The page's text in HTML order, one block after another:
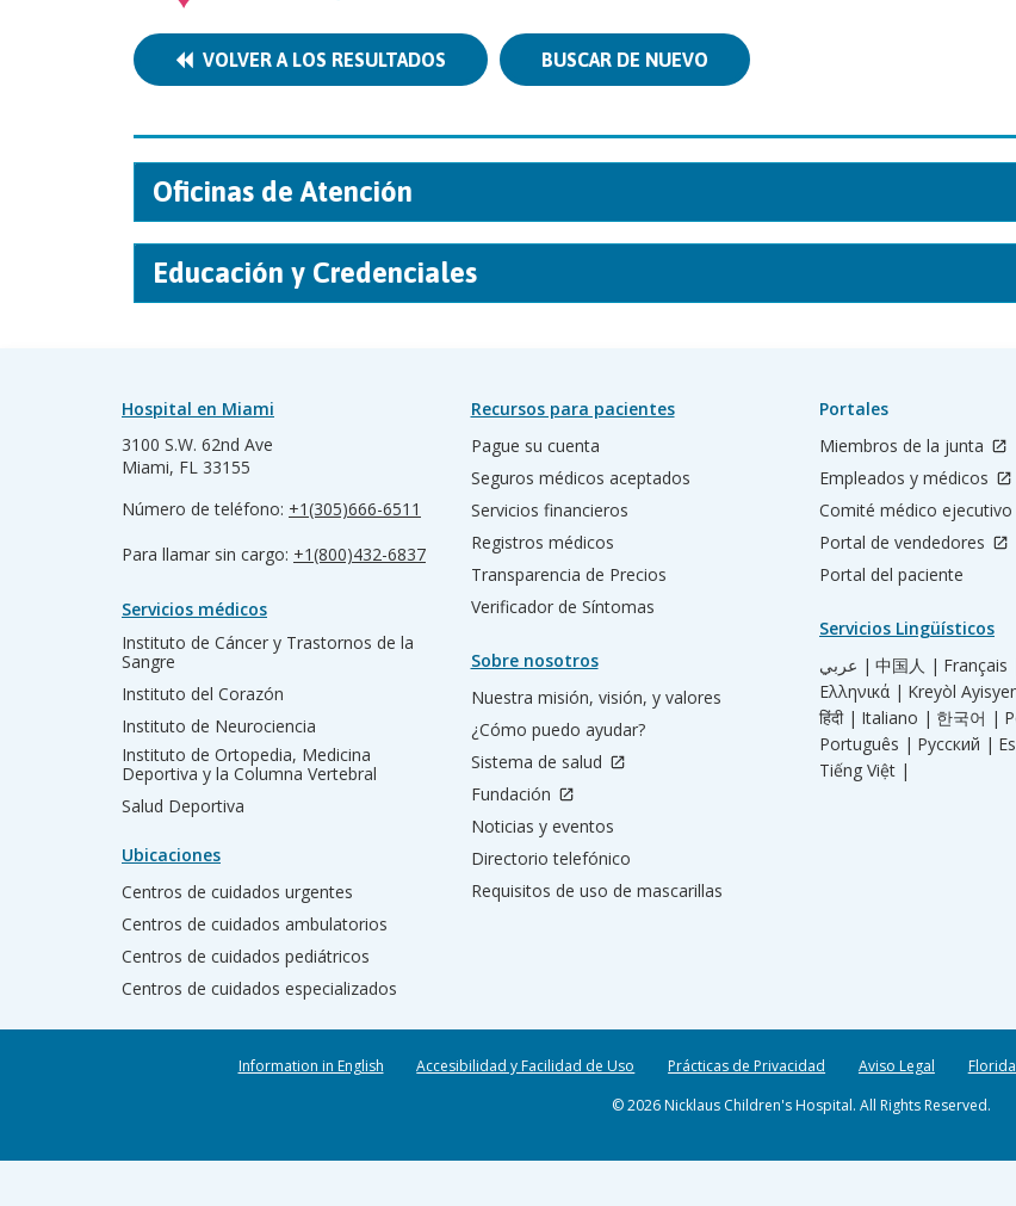
VOLVER A LOS RESULTADOS BUSCAR DE NUEVO
Oficinas de Atención
Educación y Credenciales
Hospital en Miami
3100 S.W. 62nd Ave
Miami, FL 33155
Número de teléfono: +1(305)666-6511
Para llamar sin cargo: +1(800)432-6837
Servicios médicos
Instituto de Cáncer y Trastornos de la
Sangre
Instituto del Corazón
Instituto de Neurociencia
Instituto de Ortopedia, Medicina
Deportiva y la Columna Vertebral
Salud Deportiva
Ubicaciones
Centros de cuidados urgentes
Centros de cuidados ambulatorios
Centros de cuidados pediátricos
Centros de cuidados especializados
Recursos para pacientes
Pague su cuenta
Seguros médicos aceptados
Servicios financieros
Registros médicos
Transparencia de Precios
Verificador de Síntomas
Sobre nosotros
Nuestra misión, visión, y valores
¿Cómo puedo ayudar?
Sistema de salud
Fundación
Noticias y eventos
Directorio telefónico
Requisitos de uso de mascarillas
Portales
Miembros de la junta
Empleados y médicos
Comité médico ejecutivo
Portal de vendedores
Portal del paciente
Servicios Lingüísticos
عربي | 中国人 | Français
Ελληνικά | Kreyòl
हिंदी | Italiano | 한국어 |
Português | Русский |
Tiếng Việt |
Information in English Accesibilidad y Facilidad de Uso Prácticas de Privacidad Aviso Legal
© 2026 Nicklaus Children's Hospital. All Rights Reserved.